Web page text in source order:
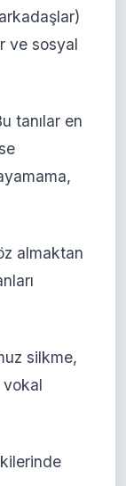
ve sosyal
tanılar en
almaktan
silkme,